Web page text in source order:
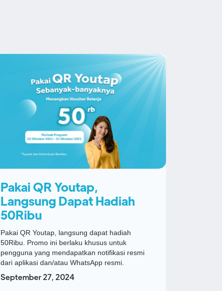
Pakai QR Youtap,
Langsung Dapat Hadiah
50Ribu
Pakai QR Youtap, langsung dapat hadiah
50Ribu. Promo ini berlaku khusus untuk
pengguna yang mendapatkan notifikasi resmi
dari aplikasi dan/atau WhatsApp resmi.
September 27, 2024